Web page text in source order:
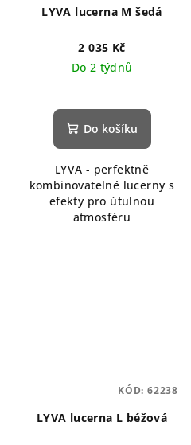
LYVA lucerna M šedá
2 035 Kč
Do 2 týdnů
Do košíku
LYVA - perfektně
kombinovatelné lucerny s
efekty pro útulnou
atmosféru
LYVA lucerna L béžová
KÓD: 62238